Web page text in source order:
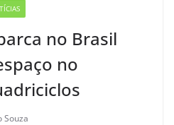
no Brasil
no
Souza